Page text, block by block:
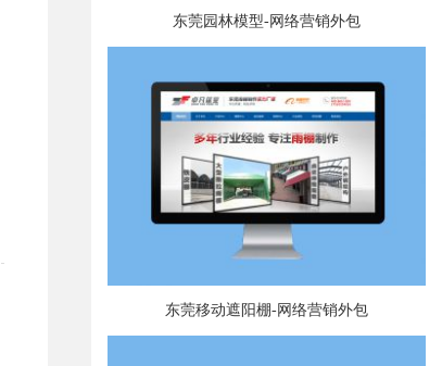
东莞园林模型-网络营销外包
东莞移动遮阳棚-网络营销外包